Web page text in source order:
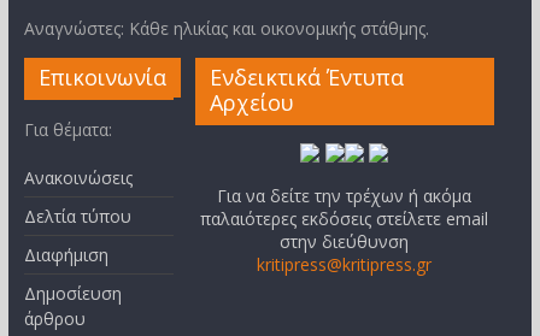
Αναγνώστες: Κάθε ηλικίας και οικονομικής στάθμης.
Επικοινωνία
Για θέματα:
Ανακοινώσεις
Δελτία τύπου
Διαφήμιση
Δημοσίευση
άρθρου
Ενδεικτικά Έντυπα
Αρχείου
Για να δείτε την τρέχων ή ακόμα
παλαιότερες εκδόσεις στείλετε email
στην διεύθυνση
kritipress@kritipress.gr